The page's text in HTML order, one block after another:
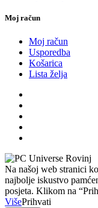
Moj račun
Moj račun
Usporedba
Košarica
Lista želja
Na našoj web stranici
najbolje iskustvo
posjeta. Klikom na
VišePrihvati